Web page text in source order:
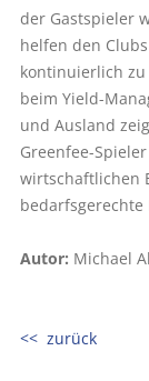
der Gastspieler
helfen den
kontinuierlich zu
beim Yield-
und Ausland
Greenfee-
wirtschaftlichen
Autor: Michael
<< zurück